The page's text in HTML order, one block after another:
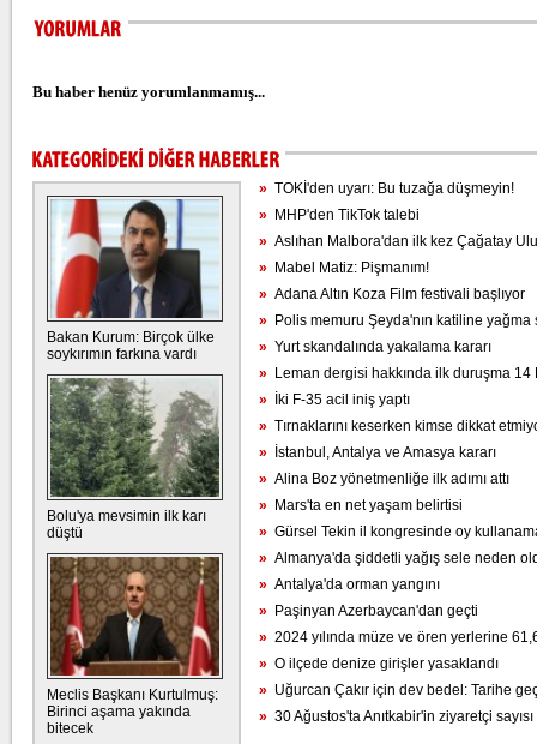
Bu haber henüz yorumlanmamış...
Bakan Kurum: Birçok ülke
soykırımın farkına vardı
Bolu'ya mevsimin ilk karı
düştü
Meclis Başkanı Kurtulmuş:
Birinci aşama yakında
bitecek
» TOKİ'den uyarı: Bu tuzağa düşmeyin!
» MHP'den TikTok talebi
» Aslıhan Malbora'dan ilk kez Çağatay
» Mabel Matiz: Pişmanım!
» Adana Altın Koza Film festivali başlıyor
» Polis memuru Şeyda'nın katiline yağma
» Yurt skandalında yakalama kararı
» Leman dergisi hakkında ilk duruşma 14
» İki F-35 acil iniş yaptı
» Tırnaklarını keserken kimse dikkat
» İstanbul, Antalya ve Amasya kararı
» Alina Boz yönetmenliğe ilk adımı attı
» Mars'ta en net yaşam belirtisi
» Gürsel Tekin il kongresinde oy
» Almanya'da şiddetli yağış sele neden
» Antalya'da orman yangını
» Paşinyan Azerbaycan'dan geçti
» 2024 yılında müze ve ören yerlerine
» O ilçede denize girişler yasaklandı
» Uğurcan Çakır için dev bedel: Tarihe
» 30 Ağustos'ta Anıtkabir'in ziyaretçi